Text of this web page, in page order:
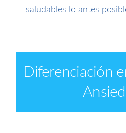
saludables lo antes
Diferenciación